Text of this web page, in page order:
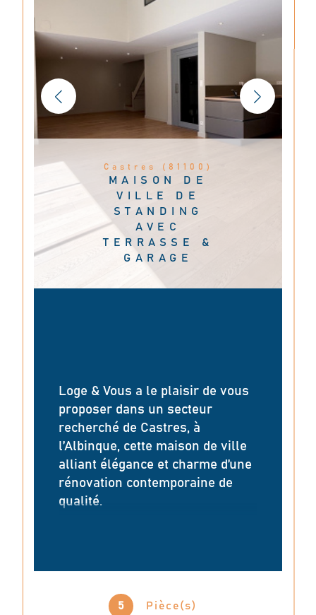
Castres (81100)
MAISON DE
VILLE DE
STANDING
AVEC
TERRASSE &
GARAGE
5 Pièce(s)
Loge & Vous a le plaisir de vous
proposer dans un secteur
recherché de Castres, à
l’Albinque, cette maison de ville
alliant élégance et charme d’une
rénovation contemporaine de
qualité.
matériaux choisis avec goût et